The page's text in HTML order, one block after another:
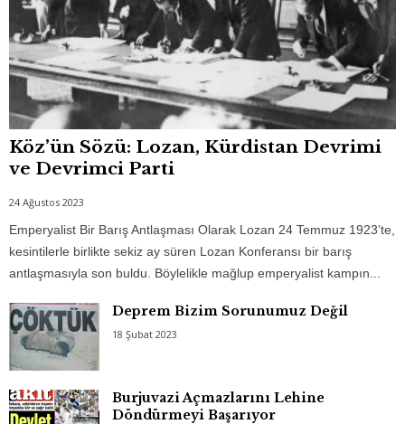
Köz’ün Sözü: Lozan, Kürdistan Devrimi
ve Devrimci Parti
24 Ağustos 2023
Emperyalist Bir Barış Antlaşması Olarak Lozan 24 Temmuz 1923’te,
kesintilerle birlikte sekiz ay süren Lozan Konferansı bir barış
antlaşmasıyla son buldu. Böylelikle mağlup emperyalist kampın...
Deprem Bizim Sorunumuz Değil
18 Şubat 2023
Burjuvazi Açmazlarını Lehine
Döndürmeyi Başarıyor